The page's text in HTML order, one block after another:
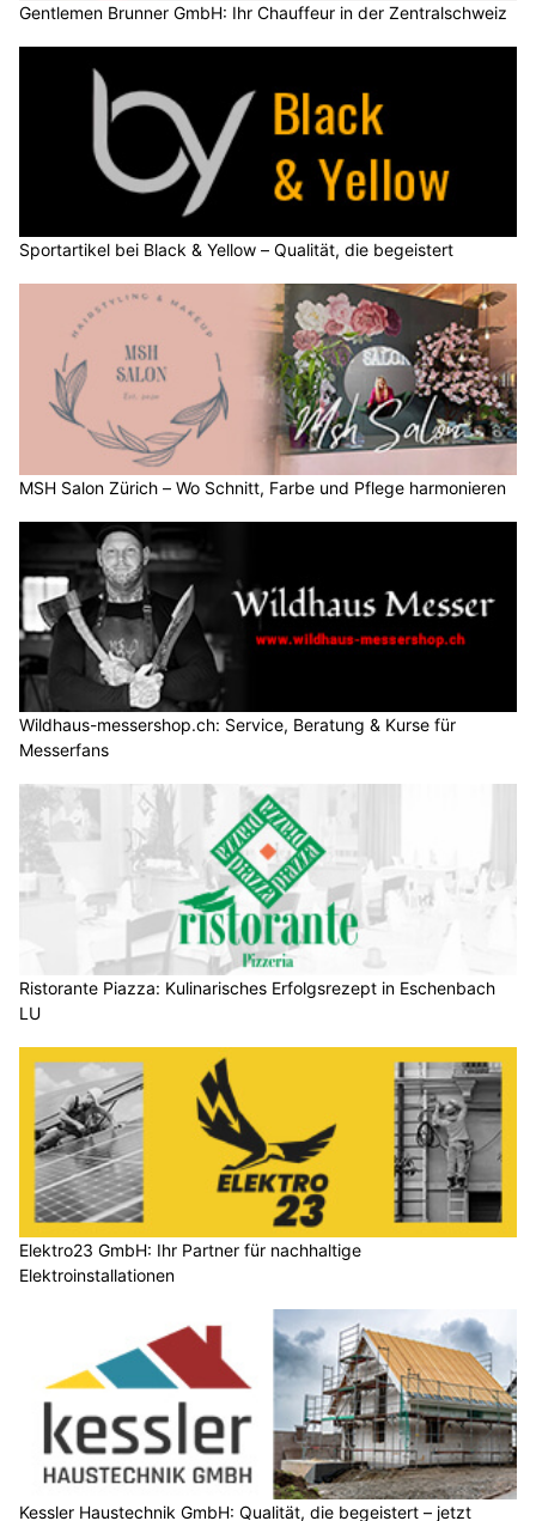
Gentlemen Brunner GmbH: Ihr Chauffeur in der Zentralschweiz
Sportartikel bei Black & Yellow – Qualität, die begeistert
MSH Salon Zürich – Wo Schnitt, Farbe und Pflege harmonieren
Wildhaus-messershop.ch: Service, Beratung & Kurse für
Messerfans
Ristorante Piazza: Kulinarisches Erfolgsrezept in Eschenbach
LU
Elektro23 GmbH: Ihr Partner für nachhaltige
Elektroinstallationen
Kessler Haustechnik GmbH: Qualität, die begeistert – jetzt